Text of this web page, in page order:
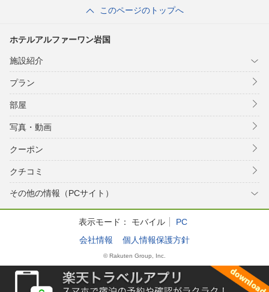
このページのトップへ
ホテルアルファーワン岩国
施設紹介
プラン
部屋
写真・動画
クーポン
クチコミ
その他の情報（PCサイト）
表示モード： モバイル
PC
会社情報
個人情報保護方針
© Rakuten Group, Inc.